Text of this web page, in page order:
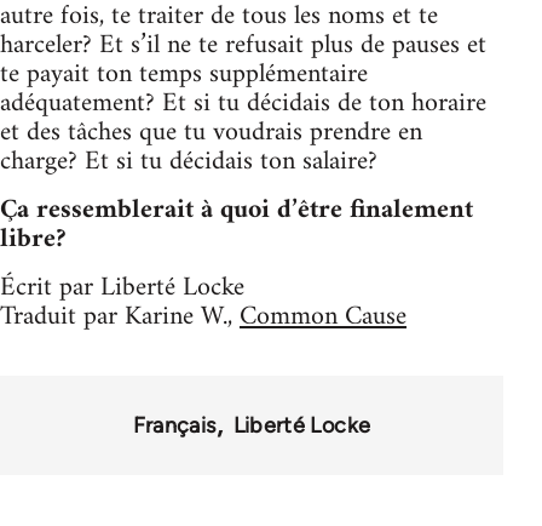
autre fois, te traiter de tous les noms et te
harceler? Et s’il ne te refusait plus de pauses et
te payait ton temps supplémentaire
adéquatement? Et si tu décidais de ton horaire
et des tâches que tu voudrais prendre en
charge? Et si tu décidais ton salaire?
Ça ressemblerait à quoi d’être finalement
libre?
Écrit par Liberté Locke
Traduit par Karine W.,Common Cause
Français Liberté Locke